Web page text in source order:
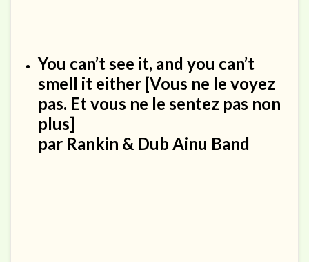
You can’t see it, and you can’t
smell it either [Vous ne le voyez
pas. Et vous ne le sentez pas non
plus]
par Rankin & Dub Ainu Band